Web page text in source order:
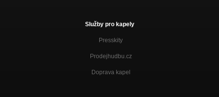
Skyscraper Label - Mrakodrap
Služby pro kapely
Presskity
Prodejhudbu.cz
Doprava kapel